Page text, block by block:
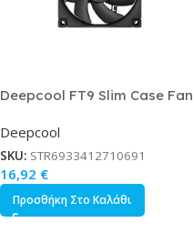
Deepcool FT9 Slim Case Fan
Deepcool
SKU: STR6933412710691
16,92 €
Προσθήκη Στο Καλάθι